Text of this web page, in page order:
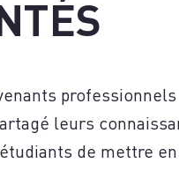
leurs
de mettre